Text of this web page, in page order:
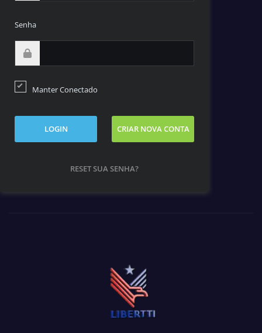
Senha
Manter Conectado
LOGIN CRIAR NOVA CONTA
RESET SUA SENHA?